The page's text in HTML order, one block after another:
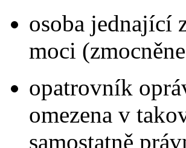
osoba jednající
moci
opatrovník
omezena v
samostatně